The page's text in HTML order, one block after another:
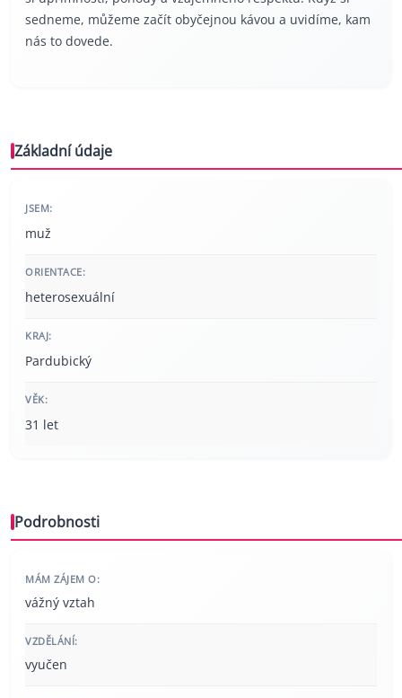
sedneme, můžeme začít obyčejnou kávou a uvidíme, kam
nás to dovede.
Základní údaje
JSEM:
muž
ORIENTACE:
heterosexuální
KRAJ:
Pardubický
VĚK:
31 let
Podrobnosti
MÁM ZÁJEM O:
vážný vztah
VZDĚLÁNÍ:
vyučen